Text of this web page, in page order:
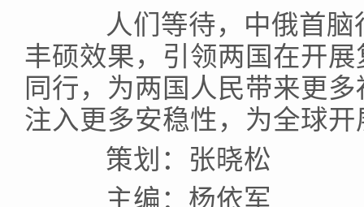
人们等待，中俄首脑
丰硕效果，引领两国在开
同行，为两国人民带来更
注入更多安稳性，为全球
策划：张晓松
主编：杨依军